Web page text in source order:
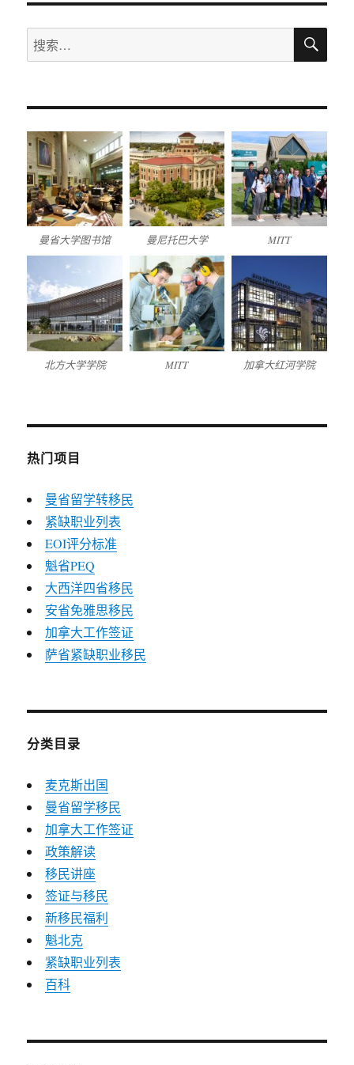
搜
索：
搜
曼省大学图书馆 曼尼托巴大学 MITT
北方大学学院 MITT 加拿大红河学院
热门项目
曼省留学转移民
紧缺职业列表
EOI评分标准
魁省PEQ
大西洋四省移民
安省免雅思移民
加拿大工作签证
萨省紧缺职业移民
分类目录
麦克斯出国
曼省留学移民
加拿大工作签证
政策解读
移民讲座
签证与移民
新移民福利
魁北克
紧缺职业列表
百科